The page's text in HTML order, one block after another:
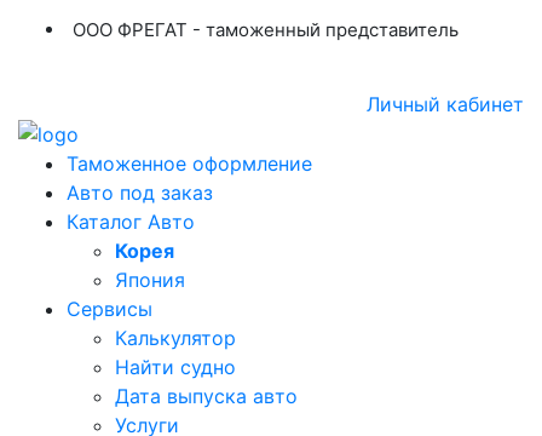
ООО ФРЕГАТ - таможенный представитель
Личный кабинет
Таможенное оформление
Авто под заказ
Каталог Авто
Корея
Япония
Сервисы
Калькулятор
Найти судно
Дата выпуска авто
Услуги